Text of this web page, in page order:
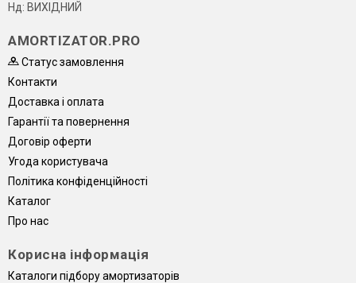
Нд: ВИХІДНИЙ
AMORTIZATOR.PRO
Статус замовлення
Контакти
Доставка і оплата
Гарантії та повернення
Договір оферти
Угода користувача
Політика конфіденційності
Каталог
Про нас
Корисна інформація
Каталоги підбору амортизаторів